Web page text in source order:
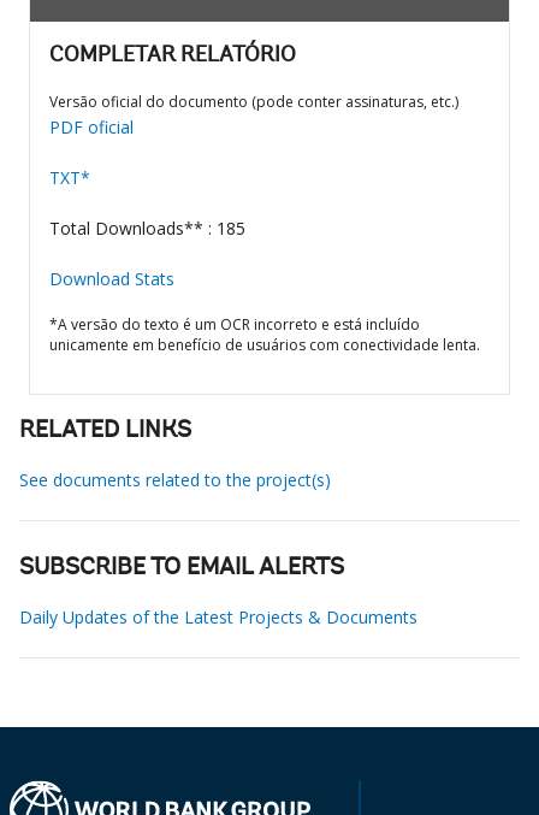
COMPLETAR RELATÓRIO
Versão oficial do documento (pode conter assinaturas, etc.)
PDF oficial
TXT*
Total Downloads** : 185
Download Stats
*A versão do texto é um OCR incorreto e está incluído
unicamente em benefício de usuários com conectividade lenta.
RELATED LINKS
See documents related to the project(s)
SUBSCRIBE TO EMAIL ALERTS
Daily Updates of the Latest Projects & Documents